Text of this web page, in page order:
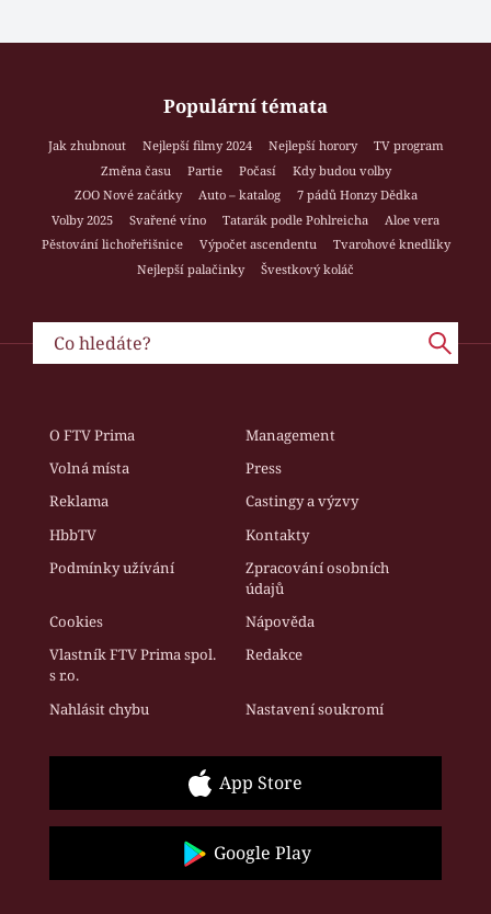
Populární témata
Jak zhubnout Nejlepší filmy 2024 Nejlepší horory
TV program
Změna času
Partie Počasí
Kdy budou volby
ZOO Nové začátky
Auto – katalog
7 pádů Honzy Dědka
Volby 2025
Svařené víno Tatarák podle Pohlreicha
Aloe vera
Pěstování lichořeřišnice
Výpočet ascendentu
Tvarohové knedlíky
Nejlepší palačinky
Švestkový koláč
O FTV Prima
Management
Volná místa
Press
Reklama
Castingy a výzvy
HbbTV
Kontakty
Podmínky užívání
Zpracování osobních
údajů
Cookies
Nápověda
Vlastník FTV Prima spol.
s r.o.
Redakce
Nahlásit chybu Nastavení soukromí
App Store
Google Play